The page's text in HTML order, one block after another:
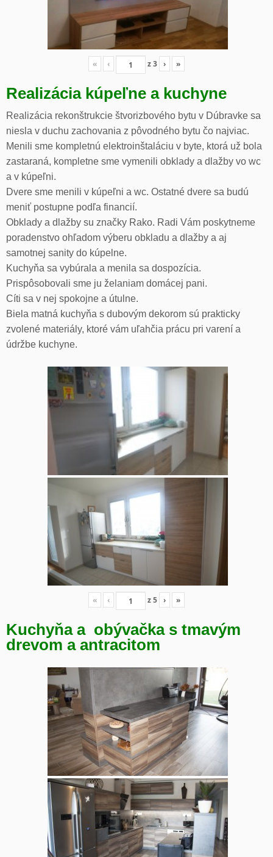
« ‹ z3 › »
Realizácia kúpeľne a kuchyne
Realizácia rekonštrukcie štvorizbového bytu v Dúbravke sa
niesla v duchu zachovania z pôvodného bytu čo najviac.
Menili sme kompletnú elektroinštaláciu v byte, ktorá už bola
zastaraná, kompletne sme vymenili obklady a dlažby vo wc
a v kúpeľni.
Dvere sme menili v kúpeľni a wc. Ostatné dvere sa budú
meniť postupne podľa financií.
Obklady a dlažby su značky Rako. Radi Vám poskytneme
poradenstvo ohľadom výberu obkladu a dlažby a aj
samotnej sanity do kúpelne.
Kuchyňa sa vybúrala a menila sa dospozícia.
Prispôsobovali sme ju želaniam domácej pani.
Cíti sa v nej spokojne a útulne.
Biela matná kuchyňa s dubovým dekorom sú prakticky
zvolené materiály, ktoré vám uľahčia prácu pri varení a
údržbe kuchyne.
« ‹ z5 › »
Kuchyňa a obývačka s tmavým
drevom a antracitom